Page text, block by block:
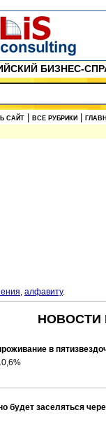
БИЗНЕС-
САЙТ ВСЕ РУБРИКИ
, алфавиту.
НОВОСТИ
в
будет заселяться